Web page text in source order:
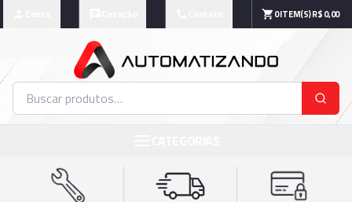
0ITEM(S)R$ 0,00